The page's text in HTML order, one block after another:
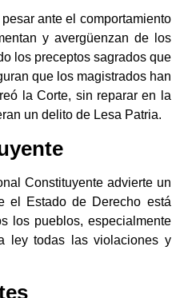
ante el comportamiento
y avergüenzan de los
los preceptos sagrados que
que los magistrados han
la Corte, sin reparar en la
un delito de Lesa Patria.
Constituyente advierte un
el Estado de Derecho está
los pueblos, especialmente
ley todas las violaciones y